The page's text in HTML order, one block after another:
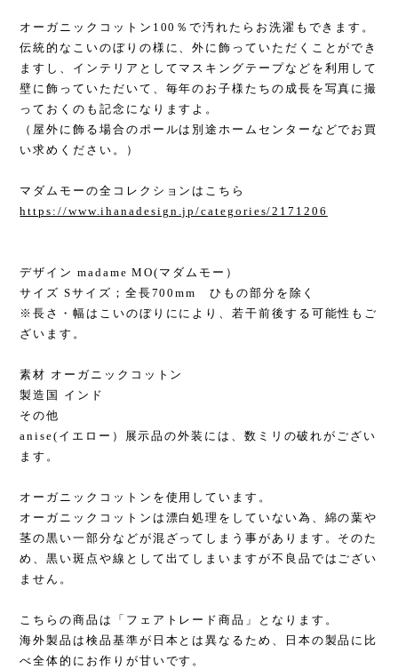
オーガニックコットン100％で汚れたらお洗濯もできます。
伝統的なこいのぼりの様に、外に飾っていただくことができ
ますし、インテリアとしてマスキングテープなどを利用して
壁に飾っていただいて、毎年のお子様たちの成長を写真に撮
っておくのも記念になりますよ。
（屋外に飾る場合のポールは別途ホームセンターなどでお買
い求めください。）
マダムモーの全コレクションはこちら
https://www.ihanadesign.jp/categories/2171206
デザイン madame MO(マダムモー）
サイズ Sサイズ；全長700mm ひもの部分を除く
※長さ・幅はこいのぼりににより、若干前後する可能性もご
ざいます。
素材 オーガニックコットン
製造国 インド
その他
anise(イエロー）展示品の外装には、数ミリの破れがござい
ます。
オーガニックコットンを使用しています。
オーガニックコットンは漂白処理をしていない為、綿の葉や
茎の黒い一部分などが混ざってしまう事があります。そのた
め、黒い斑点や線として出てしまいますが不良品ではござい
ません。
こちらの商品は「フェアトレード商品」となります。
海外製品は検品基準が日本とは異なるため、日本の製品に比
べ全体的にお作りが甘いです。